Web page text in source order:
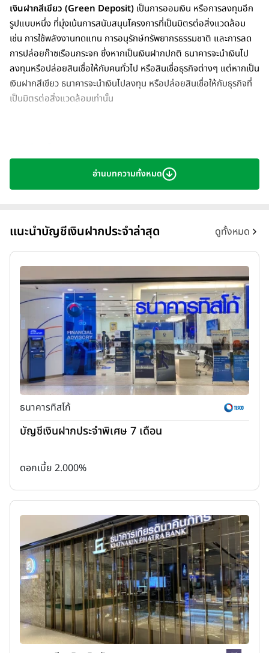
เงินฝากสีเขียว (Green Deposit) เป็นการออมเงิน หรือการลงทุนอีก
รูปแบบหนึ่ง ที่มุ่งเน้นการสนับสนุนโครงการที่เป็นมิตรต่อสิ่งแวดล้อม
เช่น การใช้พลังงานทดแทน การอนุรักษ์ทรัพยากรธรรมชาติ และการลด
การปล่อยก๊าซเรือนกระจก ซึ่งหากเป็นเงินฝากปกติ ธนาคารจะนำเงินไป
ลงทุนหรือปล่อยสินเชื่อให้กับคนทั่วไป หรือสินเชื่อธุรกิจต่างๆ แต่หากเป็น
เงินฝากสีเขียว ธนาคารจะนำเงินไปลงทุน หรือปล่อยสินเชื่อให้กับธุรกิจที่
เป็นมิตรต่อสิ่งแวดล้อมเท่านั้น
ลงทุนในองค์กรหรือโครงการต่างๆ เพื่อตอบสนองความต้องการของผู้
ลงทุนที่ต้องการการลงทุนที่ยั่งยืน และมีความรับผิดชอบมากขึ้น โดย
สามารถแบ่งออกเป็น 3 ด้านหลักๆ ดังนี้
1. Environmental (สิ่งแวดล้อม)หมายถึง การประเมินผลกระทบที่
องค์กรมีต่อสิ่งแวดล้อม ซึ่งรวมถึงการจัดการทรัพยากรธรรมชาติ การลด
การปล่อยก๊าซเรือนกระจก การจัดการของเสีย การใช้พลังงานทดแทน
และการอนุรักษ์ธรรมชาติ
2. Social (สังคม)
หมายถึง การพิจารณาถึงผลกระทบที่องค์กรมีต่อ
สังคม รวมถึงการดูแลพนักงาน การส่งเสริมความเท่าเทียม การปฏิบัติ
สร้างความสัมพันธ์ที่ดีระหว่างองค์กรและชุมชน
3. Governance (การกำกับดูแล)
จัดการ และการกำกับดูแลองค์กร เช่น โครงสร้างคณะกรรมการ การ
บริหารความเสี่ยง ความโปร่งใสในการดำเนินงาน การปฏิบัติตามกฎหมาย
และระเบียบข้อบังคับ และการป้องกันการทุจริต
ข้อดี - ข้อเสีย ของเงินฝากสีเขียว
ข้อดีของเงินฝากสีเขียว
วัตถุประสงค์ของเงินฝากสีเขียวก็เพื่อส่งเสริมการลงทุนในกิจกรรมที่เป็น
มิตรต่อสิ่งแวดล้อม ซึ่งมีข้อดี ดังนี้
อ่านบทความทั้งหมด
แนะนำบัญชีเงินฝากประจำล่าสุด ดูทั้งหมด
ธนาคารทิสโก้
บัญชีเงินฝากประจำพิเศษ 7 เดือน
ดอกเบี้ย 2.000%